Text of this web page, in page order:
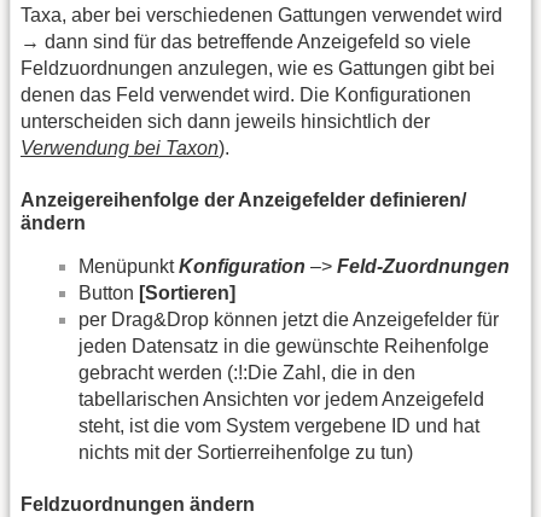
Taxa, aber bei verschiedenen Gattungen verwendet wird
→ dann sind für das betreffende Anzeigefeld so viele
Feldzuordnungen anzulegen, wie es Gattungen gibt bei
denen das Feld verwendet wird. Die Konfigurationen
unterscheiden sich dann jeweils hinsichtlich der
Verwendung bei Taxon).
Anzeigereihenfolge der Anzeigefelder definieren/
ändern
MenüpunktKonfiguration –> Feld-Zuordnungen
Button [Sortieren]
per Drag&Drop können jetzt die Anzeigefelder für
jeden Datensatz in die gewünschte Reihenfolge
gebracht werden (:!:Die Zahl, die in den
tabellarischen Ansichten vor jedem Anzeigefeld
steht, ist die vom System vergebene ID und hat
nichts mit der Sortierreihenfolge zu tun)
Feldzuordnungen ändern